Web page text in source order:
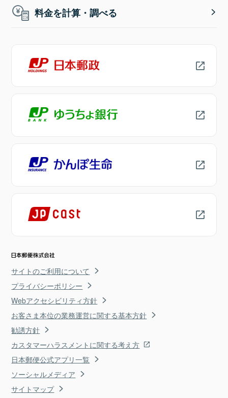
料金を計算・調べる
サイトのご利用について
プライバシーポリシー
Webアクセシビリティ方針
お客さま本位の業務運営に関する基本方針
勧誘方針
カスタマーハラスメントに関する考え方
日本郵便公式アプリ一覧
ソーシャルメディア
サイトマップ